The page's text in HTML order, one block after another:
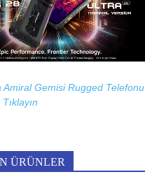
Amiral Gemisi Rugged Telefonu
Tıklayın
ÜRÜNLER